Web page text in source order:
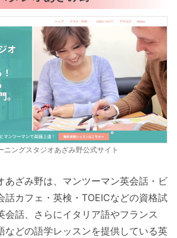
ニングスタジオあざみ野公式サイト
あざみ野は、マンツーマン英会話・ビ
話カフェ・英検・TOEICなどの資格試
会話、さらにイタリア語やフランス
などの語学レッスンを提供している英